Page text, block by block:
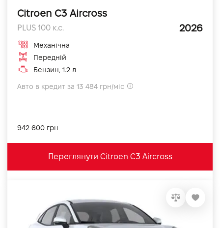
Citroen C3 Aircross
PLUS 100 к.с. 2026
Механічна
Передній
Бензин, 1.2 л
Авто в кредит за 13 484 грн/міс
942 600 грн
Переглянути Citroen C3 Aircross